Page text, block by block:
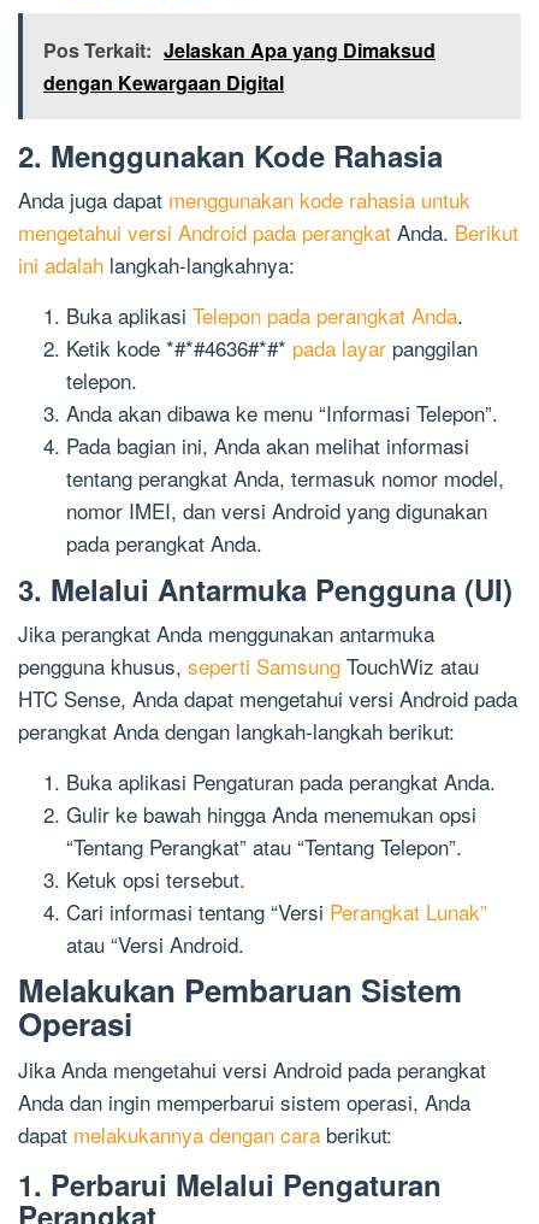
Pos Terkait: Jelaskan Apa yang Dimaksud
dengan Kewargaan Digital
2. Menggunakan Kode Rahasia
Anda juga dapat menggunakan kode rahasia untuk
mengetahui versi Android pada perangkat Anda. Berikut
ini adalah langkah-langkahnya:
Buka aplikasi Telepon pada perangkat Anda.
Ketik kode *#*#4636#*#* pada layar panggilan
telepon.
Anda akan dibawa ke menu “Informasi Telepon”.
Pada bagian ini, Anda akan melihat informasi
tentang perangkat Anda, termasuk nomor model,
nomor IMEI, dan versi Android yang digunakan
pada perangkat Anda.
3. Melalui Antarmuka Pengguna (UI)
Jika perangkat Anda menggunakan antarmuka
pengguna khusus, seperti Samsung TouchWiz atau
HTC Sense, Anda dapat mengetahui versi Android pada
perangkat Anda dengan langkah-langkah berikut:
Buka aplikasi Pengaturan pada perangkat Anda.
Gulir ke bawah hingga Anda menemukan opsi
“Tentang Perangkat” atau “Tentang Telepon”.
Ketuk opsi tersebut.
Cari informasi tentang “Versi Perangkat Lunak”
atau “Versi Android.
Melakukan Pembaruan Sistem
Operasi
Jika Anda mengetahui versi Android pada perangkat
Anda dan ingin memperbarui sistem operasi, Anda
dapat melakukannya dengan cara berikut:
1. Perbarui Melalui Pengaturan
Perangkat